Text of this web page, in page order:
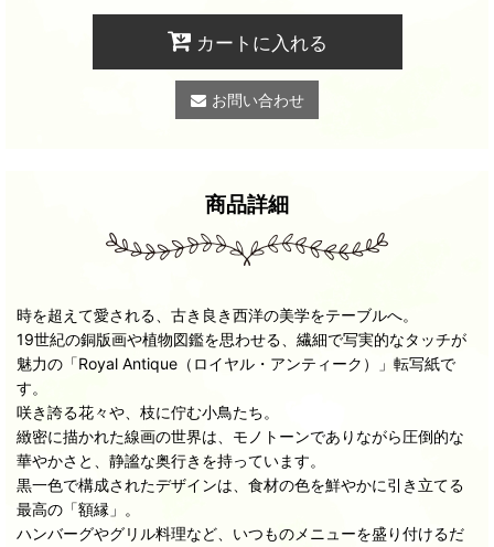
カートに入れる
お問い合わせ
商品詳細
時を超えて愛される、古き良き西洋の美学をテーブルへ。
19世紀の銅版画や植物図鑑を思わせる、繊細で写実的なタッチが
魅力の「Royal Antique（ロイヤル・アンティーク）」転写紙で
す。
咲き誇る花々や、枝に佇む小鳥たち。
緻密に描かれた線画の世界は、モノトーンでありながら圧倒的な
華やかさと、静謐な奥行きを持っています。
黒一色で構成されたデザインは、食材の色を鮮やかに引き立てる
最高の「額縁」。
ハンバーグやグリル料理など、いつものメニューを盛り付けるだ